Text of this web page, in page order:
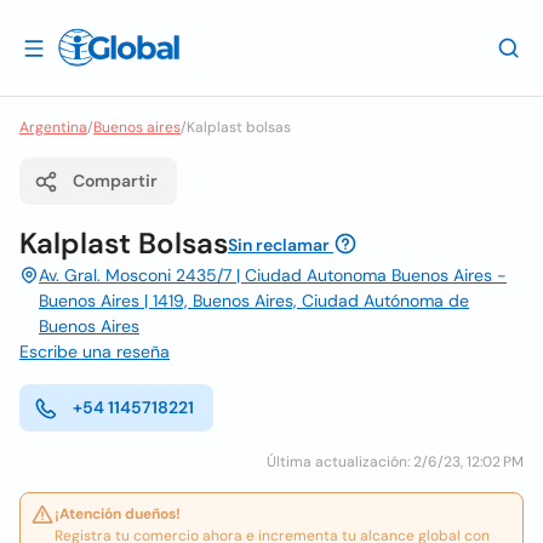
Argentina/Buenos aires/Kalplast bolsas
Compartir
Kalplast BolsasSin reclamar
Av. Gral. Mosconi 2435/7 | Ciudad Autonoma Buenos Aires -
Buenos Aires | 1419, Buenos Aires, Ciudad Autónoma de
Buenos Aires
Escribe una reseña
+54 1145718221
Última actualización: 2/6/23, 12:02 PM
¡Atención dueños!
Registra tu comercio ahora e incrementa tu alcance global con